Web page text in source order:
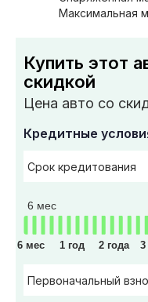
Купить этот
скидкой
Цена авто со
Кредитные
Срок кредитования
6 мес
6 мес 1 год 2 года 3
Первоначальный